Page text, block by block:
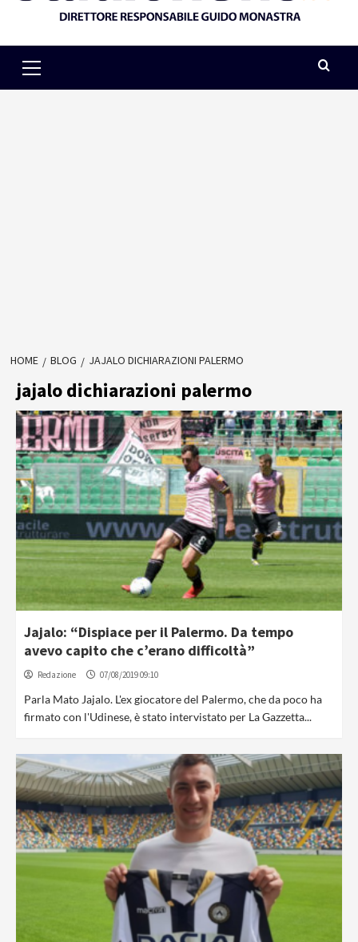
Menu
HOME BLOG JAJALO DICHIARAZIONI PALERMO
jajalo dichiarazioni palermo
Jajalo: “Dispiace per il Palermo. Da tempo
avevo capito che c’erano difficoltà”
Redazione 07/08/2019 09:10
Parla Mato Jajalo. L'ex giocatore del Palermo, che da poco ha
firmato con l'Udinese, è stato intervistato per La Gazzetta...